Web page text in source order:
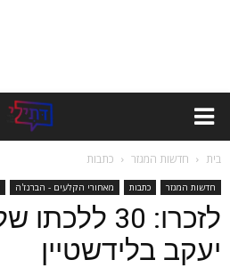
בית חדשות המגזר כתבות
חדשות המגזר כתבות מאחורי הקלעים - הברנז'ה
לזכרו: 30
יעקב בלידשטיין